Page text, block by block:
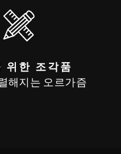
위한 조각품
해지는 오르가즘